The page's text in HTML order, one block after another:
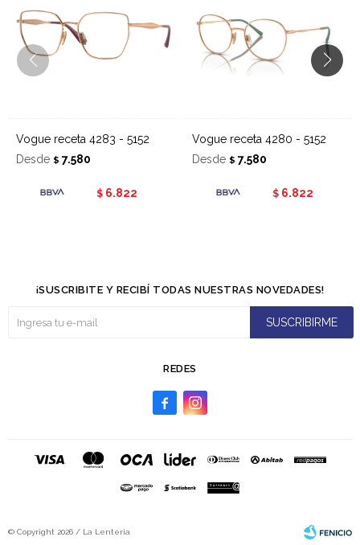
Vogue receta 4283 - 5152
Desde $ 7.580
$ 6.822
Vogue receta 4280 - 5152
Desde $ 7.580
$ 6.822
REDES
 
¡SUSCRIBITE Y RECIBÍ TODAS NUESTRAS NOVEDADES!
SUSCRIBIRME
© Copyright 2026 / La Lenteria